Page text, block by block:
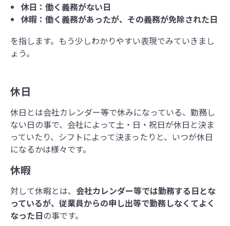
休日：働く義務がない日
休暇：働く義務があったが、その義務が免除された日
を指します。もう少しわかりやすい表現でみていきまし
ょう。
休日
休日とは会社カレンダー等で休みになっている、勤務し
ない日の事で、会社によって土・日・祝日が休日と決ま
っていたり、シフトによって決まったりと、いつが休日
になるかは様々です。
休暇
対して休暇とは、 会社カレンダー等では勤務する日とな
っているが、従業員からの申し出等で勤務しなくてよく
なった日の事です。